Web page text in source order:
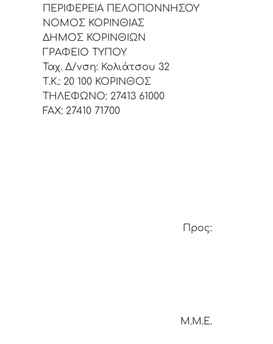
ΠΕΡΙΦΕΡΕΙΑ ΠΕΛΟΠΟΝΝΗΣΟΥ
ΝΟΜΟΣ ΚΟΡΙΝΘΙΑΣ
ΔΗΜΟΣ ΚΟΡΙΝΘΙΩΝ
ΓΡΑΦΕΙΟ ΤΥΠΟΥ
Ταχ. Δ/νση: Κολιάτσου 32
Τ.Κ.: 20 100 ΚΟΡΙΝΘΟΣ
ΤΗΛΕΦΩΝΟ: 27413 61000
FAX: 27410 71700
Προς:
Μ.Μ.Ε.